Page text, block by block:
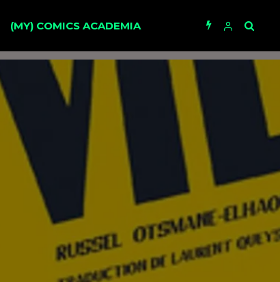
(MY) COMICS ACADEMIA